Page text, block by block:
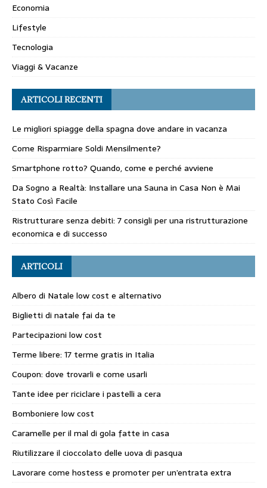
Economia
Lifestyle
Tecnologia
Viaggi & Vacanze
ARTICOLI RECENTI
Le migliori spiagge della spagna dove andare in vacanza
Come Risparmiare Soldi Mensilmente?
Smartphone rotto? Quando, come e perché avviene
Da Sogno a Realtà: Installare una Sauna in Casa Non è Mai
Stato Così Facile
Ristrutturare senza debiti: 7 consigli per una ristrutturazione
economica e di successo
ARTICOLI
Albero di Natale low cost e alternativo
Biglietti di natale fai da te
Partecipazioni low cost
Terme libere: 17 terme gratis in Italia
Coupon: dove trovarli e come usarli
Tante idee per riciclare i pastelli a cera
Bomboniere low cost
Caramelle per il mal di gola fatte in casa
Riutilizzare il cioccolato delle uova di pasqua
Lavorare come hostess e promoter per un’entrata extra